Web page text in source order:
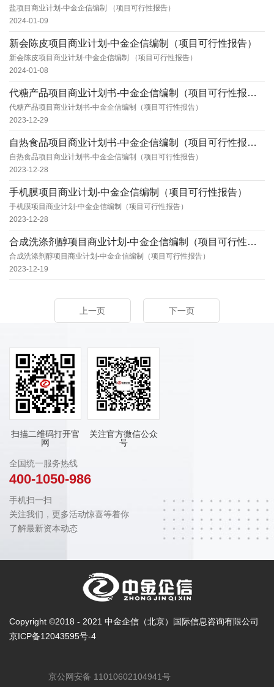
盐项目商业计划-中金企信编制 （项目可行性报告）
2024-01-09
新会陈皮项目商业计划-中金企信编制（项目可行性报告）
新会陈皮项目商业计划-中金企信编制 （项目可行性报告）
2024-01-08
代糖产品项目商业计划书-中金企信编制（项目可行性报告）
代糖产品项目商业计划书-中金企信编制（项目可行性报告）
2023-12-29
自热食品项目商业计划书-中金企信编制（项目可行性报告）
自热食品项目商业计划书-中金企信编制（项目可行性报告）
2023-12-28
手机膜项目商业计划-中金企信编制（项目可行性报告）
手机膜项目商业计划-中金企信编制（项目可行性报告）
2023-12-28
合成洗涤剂醇项目商业计划-中金企信编制（项目可行性报告）
合成洗涤剂醇项目商业计划-中金企信编制（项目可行性报告）
2023-12-19
上一页 下一页
扫描二维码打开官
网
关注官方微信公众
号
全国统一服务热线
400-1050-986
手机扫一扫
关注我们，更多活动惊喜等着你
了解最新资本动态
Copyright ©2018 - 2021 中金企信（北京）国际信息咨询有限公司
京ICP备12043595号-4
京公网安备 11010602104941号